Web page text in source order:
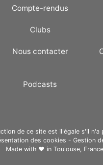
Compte-rendus
Clubs
Nous contacter
Podcasts
de ce site est illégale s'il n'a
des cookies - Gestion
Made with ❤ in Toulouse, France